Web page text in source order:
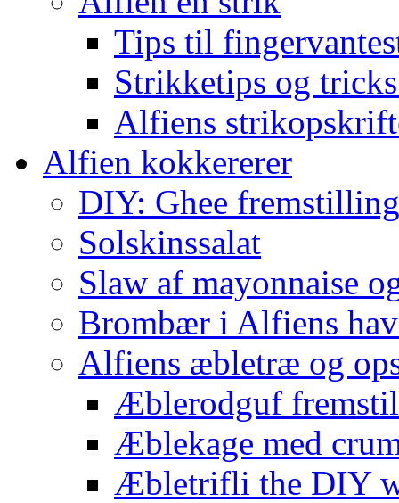
Tips til
Strikketips og
Alfiens
Alfien kokkererer
DIY: Ghee
Solskinssalat
Slaw af mayonnaise
Brombær i Alfiens
Alfiens æbletræ og
Æblerodguf
Æblekage med
Æbletrifli the DIY